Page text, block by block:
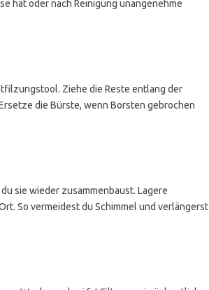
hat oder nach Reinigung unangenehme
Ziehe die Reste entlang der
die Bürste, wenn Borsten gebrochen
sie wieder zusammenbaust. Lagere
So vermeidest du Schimmel und verlängerst